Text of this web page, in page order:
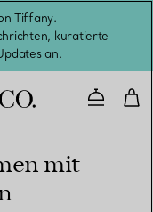
Tiffany.
kuratierte
an.
mit